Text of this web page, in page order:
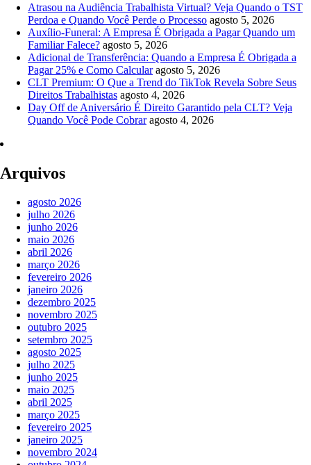
Atrasou na Audiência Trabalhista Virtual? Veja Quando o TST
Perdoa e Quando Você Perde o Processo agosto 5, 2026
Auxílio-Funeral: A Empresa É Obrigada a Pagar Quando um
Familiar Falece? agosto 5, 2026
Adicional de Transferência: Quando a Empresa É Obrigada a
Pagar 25% e Como Calcular agosto 5, 2026
CLT Premium: O Que a Trend do TikTok Revela Sobre Seus
Direitos Trabalhistas agosto 4, 2026
Day Off de Aniversário É Direito Garantido pela CLT? Veja
Quando Você Pode Cobrar agosto 4, 2026
Arquivos
agosto 2026
julho 2026
junho 2026
maio 2026
abril 2026
março 2026
fevereiro 2026
janeiro 2026
dezembro 2025
novembro 2025
outubro 2025
setembro 2025
agosto 2025
julho 2025
junho 2025
maio 2025
abril 2025
março 2025
fevereiro 2025
janeiro 2025
novembro 2024